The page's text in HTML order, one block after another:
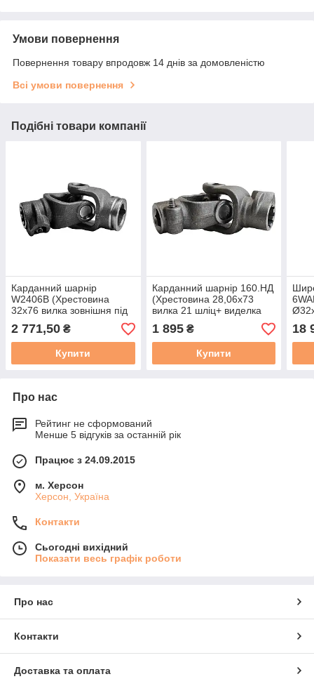
Умови повернення
Повернення товару впродовж 14 днів за домовленістю
Всі умови повернення
Подібні товари компанії
Карданний шарнір
W2406В (Хрестовина
32х76 вилка зовнішня під
трубу L50Н + виделка 21
шліц)
2 771,50 ₴
Купити
Карданний шарнір 160.НД
(Хрестовина 28,06х73
вилка 21 шліц+ виделка
шестигранна Ø28,5)
1 895₴
Купити
21
18
Про нас
Рейтинг не сформований
Менше 5 відгуків за останній рік
Працює з 24.09.2015
м. Херсон
Херсон, Україна
Контакти
Сьогодні вихідний
Показати весь графік роботи
Про нас
Контакти
Доставка та оплата